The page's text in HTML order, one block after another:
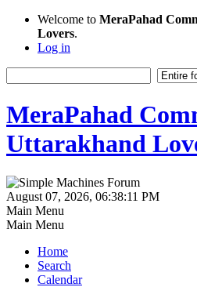
Welcome to MeraPahad
Lovers.
Log in
MeraPahad
Uttarakhand
August 07, 2026, 06:38:11 PM
Main Menu
Main Menu
Home
Search
Calendar